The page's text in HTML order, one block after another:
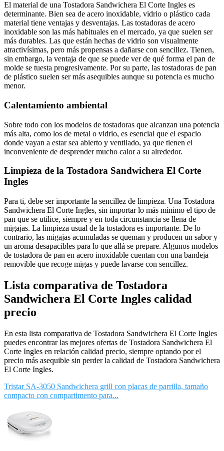
El material de una Tostadora Sandwichera El Corte Ingles es
determinante. Bien sea de acero inoxidable, vidrio o plástico cada
material tiene ventajas y desventajas. Las tostadoras de acero
inoxidable son las más habituales en el mercado, ya que suelen ser
más durables. Las que están hechas de vidrio son visualmente
atractivísimas, pero más propensas a dañarse con sencillez. Tienen,
sin embargo, la ventaja de que se puede ver de qué forma el pan de
molde se tuesta progresivamente. Por su parte, las tostadoras de pan
de plástico suelen ser más asequibles aunque su potencia es mucho
menor.
Calentamiento ambiental
Sobre todo con los modelos de tostadoras que alcanzan una potencia
más alta, como los de metal o vidrio, es esencial que el espacio
donde vayan a estar sea abierto y ventilado, ya que tienen el
inconveniente de desprender mucho calor a su alrededor.
Limpieza de la Tostadora Sandwichera El Corte
Ingles
Para ti, debe ser importante la sencillez de limpieza. Una Tostadora
Sandwichera El Corte Ingles, sin importar lo más mínimo el tipo de
pan que se utilice, siempre y en toda circunstancia se llena de
migajas. La limpieza usual de la tostadora es importante. De lo
contrario, las migajas acumuladas se queman y producen un sabor y
un aroma desapacibles para lo que allá se prepare. Algunos modelos
de tostadora de pan en acero inoxidable cuentan con una bandeja
removible que recoge migas y puede lavarse con sencillez.
Lista comparativa de Tostadora
Sandwichera El Corte Ingles calidad
precio
En esta lista comparativa de Tostadora Sandwichera El Corte Ingles
puedes encontrar las mejores ofertas de Tostadora Sandwichera El
Corte Ingles en relación calidad precio, siempre optando por el
precio más asequible sin perder la calidad de Tostadora Sandwichera
El Corte Ingles.
Tristar SA-3050 Sandwichera grill con placas de parrilla, tamaño
compacto con compartimento para...